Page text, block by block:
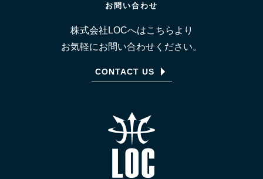
お問い合わせ
株式会社LOCへはこちらより
お気軽にお問い合わせください。
CONTACT US